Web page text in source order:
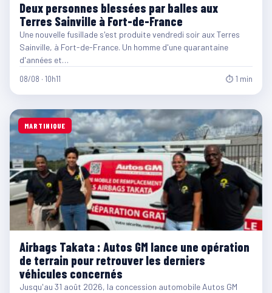
Deux personnes blessées par balles aux
Terres Sainville à Fort-de-France
Une nouvelle fusillade s'est produite vendredi soir aux Terres
Sainville, à Fort-de-France. Un homme d'une quarantaine
d'années et…
08/08 · 10h11 ⏱ 1 min
MARTINIQUE
Airbags Takata : Autos GM lance une opération
de terrain pour retrouver les derniers
véhicules concernés
Jusqu'au 31 août 2026, la concession automobile Autos GM